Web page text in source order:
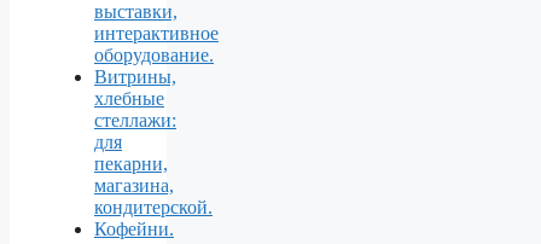
выставки,
интерактивное
оборудование.
Витрины,
хлебные
стеллажи:
для
пекарни,
магазина,
кондитерской.
Кофейни.